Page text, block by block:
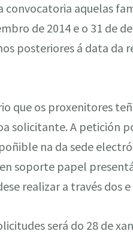
convocatoria aquelas
de 2014 e o 31 de
posteriores á data da
que os proxenitores
solicitante. A petición
na da sede
soporte papel
realizar a través dos
será do 28 de